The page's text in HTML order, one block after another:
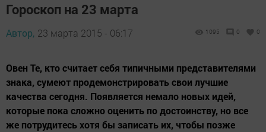
Гороскоп на 23 марта
Автор, 23 марта 2015 - 06:17 1095 0 0
Овен Те, кто считает себя типичными представителями
знака, сумеют продемонстрировать свои лучшие
качества сегодня. Появляется немало новых идей,
которые пока сложно оценить по достоинству, но все
же потрудитесь хотя бы записать их, чтобы позже